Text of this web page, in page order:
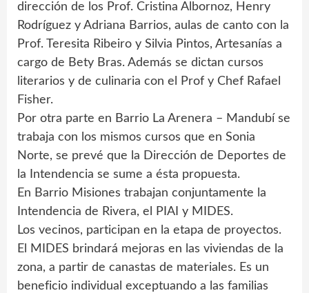
dirección de los Prof. Cristina Albornoz, Henry
Rodríguez y Adriana Barrios, aulas de canto con la
Prof. Teresita Ribeiro y Silvia Pintos, Artesanías a
cargo de Bety Bras. Además se dictan cursos
literarios y de culinaria con el Prof y Chef Rafael
Fisher.
Por otra parte en Barrio La Arenera – Mandubí se
trabaja con los mismos cursos que en Sonia
Norte, se prevé que la Dirección de Deportes de
la Intendencia se sume a ésta propuesta.
En Barrio Misiones trabajan conjuntamente la
Intendencia de Rivera, el PIAI y MIDES.
Los vecinos, participan en la etapa de proyectos.
El MIDES brindará mejoras en las viviendas de la
zona, a partir de canastas de materiales. Es un
beneficio individual exceptuando a las familias